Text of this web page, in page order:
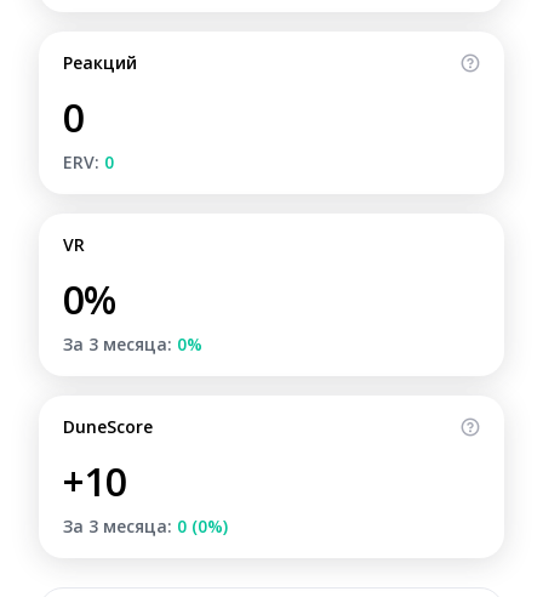
Реакций
0
ERV: 0
VR
0%
За 3 месяца: 0%
DuneScore
+10
За 3 месяца: 0 (0%)